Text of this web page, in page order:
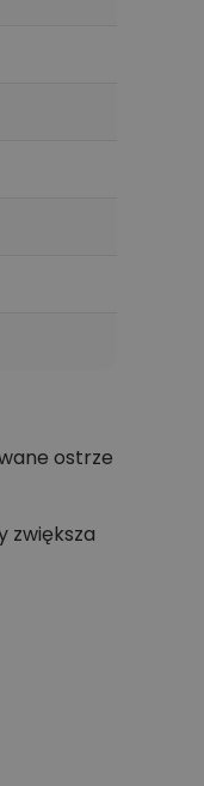
ostrze
zwiększa